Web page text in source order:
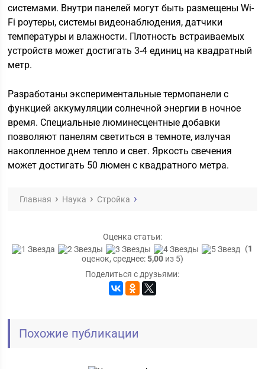
системами. Внутри панелей могут быть размещены Wi-
Fi роутеры, системы видеонаблюдения, датчики
температуры и влажности. Плотность встраиваемых
устройств может достигать 3-4 единиц на квадратный
метр.
Разработаны экспериментальные термопанели с
функцией аккумуляции солнечной энергии в ночное
время. Специальные люминесцентные добавки
позволяют панелям светиться в темноте, излучая
накопленное днем тепло и свет. Яркость свечения
может достигать 50 люмен с квадратного метра.
Главная Наука Стройка
Оценка статьи:
(1
оценок, среднее:5,00из 5)
Поделиться с друзьями:
Похожие публикации